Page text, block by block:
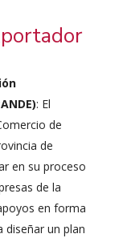
: El
de
de
en su proceso
de la
en forma
diseñar un plan